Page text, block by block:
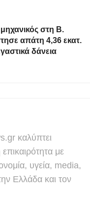
στη Β.
απάτη 4,36 εκατ.
δάνεια
καλύπτει
με
υγεία, media,
Ελλάδα και τον